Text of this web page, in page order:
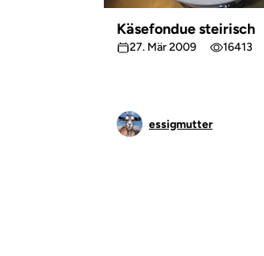
Käsefondue steirisch
27. Mär 2009 16413
essigmutter